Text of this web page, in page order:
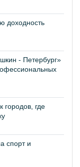
доходность
- Петербург»
городов, где
спорт и